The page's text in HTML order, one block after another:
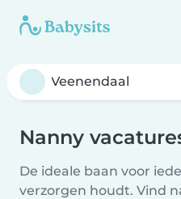
Nanny
De ideale baan voor
verzorgen houdt. Vind